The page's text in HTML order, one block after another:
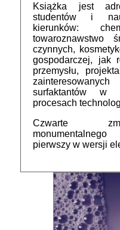
Książka jest
studentów i
kierunków:
towaroznawstwo
czynnych,
gospodarczej, jak
przemysłu,
surfaktantów w
procesach
Czwarte
pierwszy w wersji